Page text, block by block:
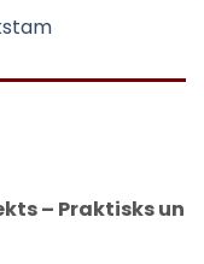
– Praktisks un